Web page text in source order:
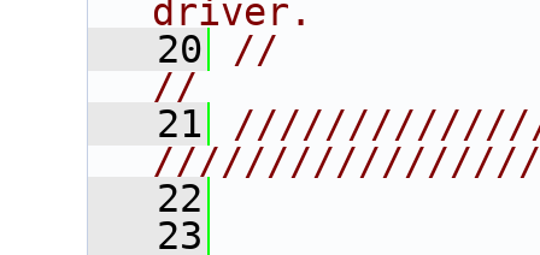
driver.
   20
//
//
   21
   22
   23